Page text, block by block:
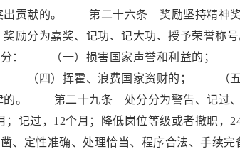
贡献的。 第二十六条 奖励坚持精神奖
分为嘉奖、记功、记大功、授予荣誉
处分： （一）损害国家声誉和利益的
（四）挥霍、浪费国家资财的； （五
。 第二十九条 处分分为警告、记过、降
记过，12个月；降低岗位等级或者撤
凿、定性准确、处理恰当、程序合法、手